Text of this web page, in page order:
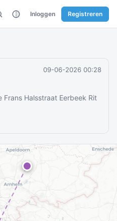
Inloggen Registreren
09-06-2026 00:28
Frans Halsstraat Eerbeek Rit